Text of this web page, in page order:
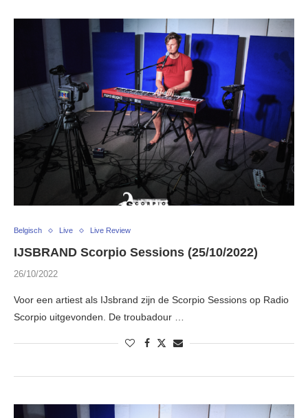
Belgisch Live Live Review
IJSBRAND Scorpio Sessions (25/10/2022)
26/10/2022
Voor een artiest als IJsbrand zijn de Scorpio Sessions op Radio
Scorpio uitgevonden. De troubadour …